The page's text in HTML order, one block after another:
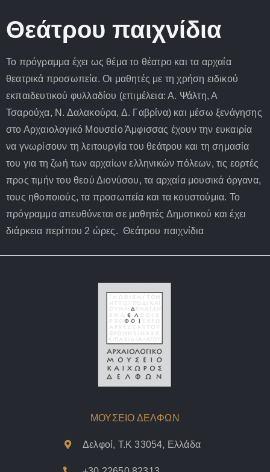
Θεάτρου παιχνίδια
Το πρόγραμμα έχει ως θέμα το θέατρο και τα αρχαία
θεατρικά προσωπεία. Οι μαθητές με τη χρήση ειδικού
εκπαιδευτικού φυλλαδίου (επιμέλεια: Α. Ψάλτη, Α
Τσαρούχα, Ν. Δαλακούρα, Δ. Γαβρίνα) και μέσω ξενάγησης
στο Αρχαιολογικό Μουσείο Άμφισσας έχουν την ευκαιρία
να γνωρίσουν τη λειτουργία του θεάτρου και τη σημασία
του για τη ζωή των αρχαίων ελληνικών πόλεων, τις εορτές
προς τιμήν του θεού Διονύσου, τα αρχαία μουσικά όργανα,
τους ηθοποιούς, τα προσωπεία και τα κουστούμια. Το
πρόγραμμα απευθύνεται σε μαθητές Δημοτικού και έχει
διάρκεια περίπου 2 ώρες. Θεάτρου παιχνίδια
ΜΟΥΣΕΙΟ ΔΕΛΦΩΝ
Δελφοί, Τ.Κ 33054, Ελλάδα